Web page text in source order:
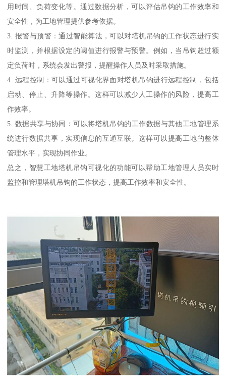
用时间、负荷变化等。通过数据分析，可以评估吊钩的工作效率和
安全性，为工地管理提供参考依据。
3. 报警与预警：通过智能算法，可以对塔机吊钩的工作状态进行实
时监测，并根据设定的阈值进行报警与预警。例如，当吊钩超过额
定负荷时，系统会发出警报，提醒操作人员及时采取措施。
4. 远程控制：可以通过可视化界面对塔机吊钩进行远程控制，包括
启动、停止、升降等操作。这样可以减少人工操作的风险，提高工
作效率。
5. 数据共享与协同：可以将塔机吊钩的工作数据与其他工地管理系
统进行数据共享，实现信息的互通互联。这样可以提高工地的整体
管理水平，实现协同作业。
总之，智慧工地塔机吊钩可视化的功能可以帮助工地管理人员实时
监控和管理塔机吊钩的工作状态，提高工作效率和安全性。